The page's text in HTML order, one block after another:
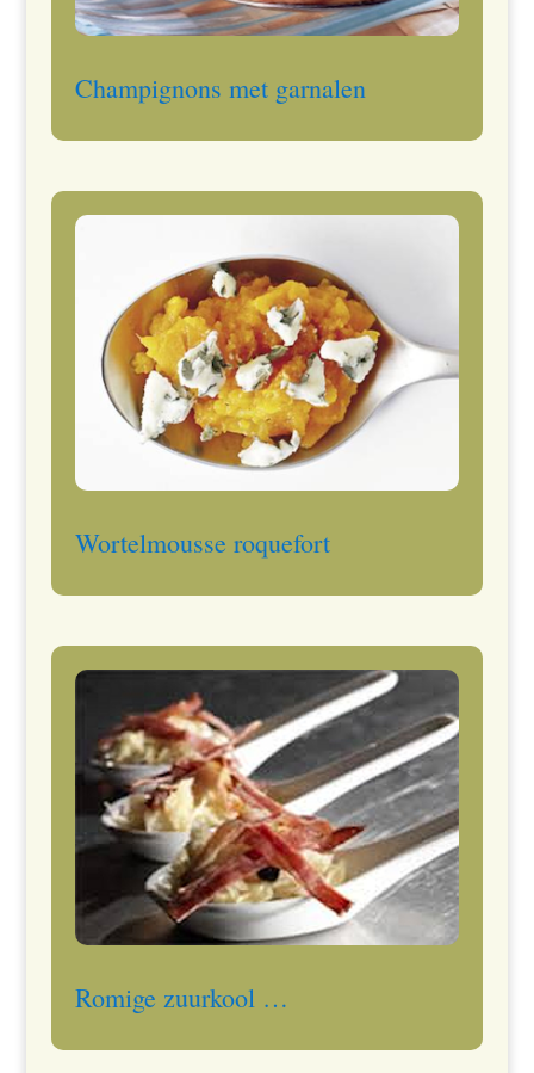
Champignons met garnalen
Wortelmousse roquefort
Romige zuurkool …